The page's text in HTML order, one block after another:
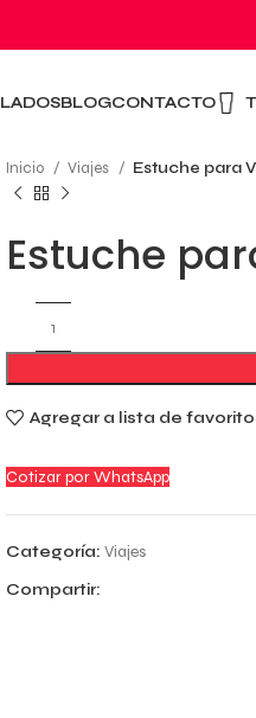
BLOGCONTACTO
Inicio Viajes Estuche para
Estuche
Agregar a lista de
Cotizar por WhatsApp
Categoría: Viajes
Compartir: